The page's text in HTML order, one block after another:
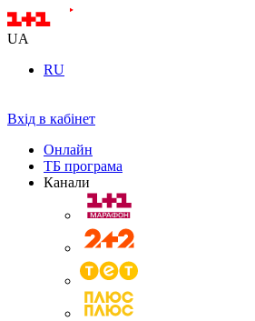
UA
RU
Вхід в кабінет
Онлайн
ТБ програма
Канали